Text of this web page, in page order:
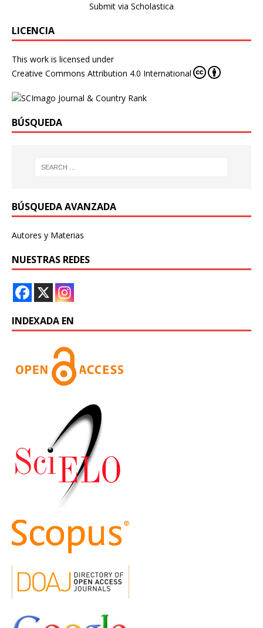
Submit via Scholastica
LICENCIA
This work is licensed under
Creative Commons Attribution 4.0 International
BÚSQUEDA
BÚSQUEDA AVANZADA
Autores y Materias
NUESTRAS REDES
INDEXADA EN